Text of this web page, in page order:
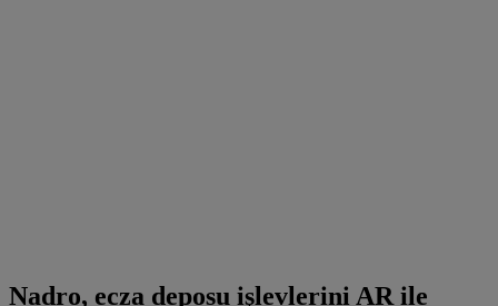
Nadro, ecza deposu işlevlerini AR ile